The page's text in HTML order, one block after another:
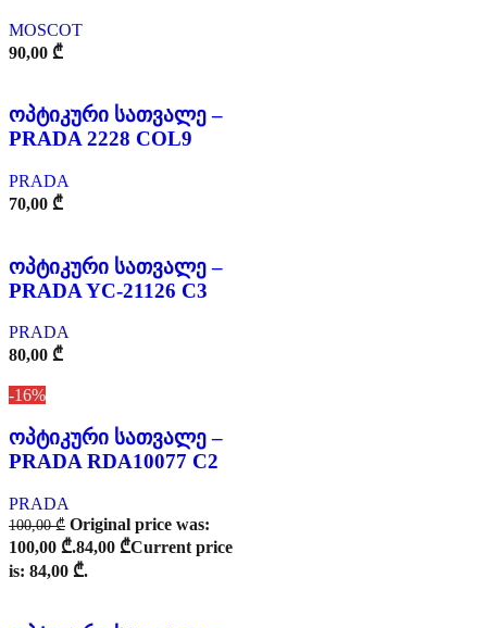
MOSCOT
90,00 ₾
ოპტიკური სათვალე –
PRADA 2228 COL9
PRADA
70,00 ₾
ოპტიკური სათვალე –
PRADA YC-21126 C3
PRADA
80,00 ₾
-16%
ოპტიკური სათვალე –
PRADA RDA10077 C2
PRADA
100,00₾ Original price was:
100,00 ₾.84,00 ₾Current price
is: 84,00 ₾.